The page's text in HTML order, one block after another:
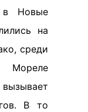
в Новые
на
среди
Мореле
В то